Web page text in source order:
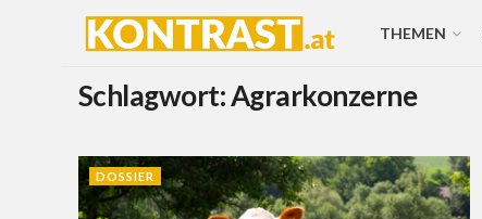
THEMEN
Schlagwort:Agrarkonzerne
DOSSIER